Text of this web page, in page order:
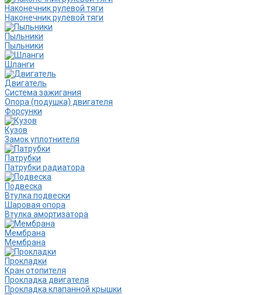
Наконечник рулевой тяги
Наконечник рулевой тяги
Пыльники
Пыльники
Шланги
Двигатель
Система зажигания
Опора (подушка) двигателя
Форсунки
Кузов
Замок уплотнителя
Патрубки
Патрубки радиатора
Подвеска
Втулка подвески
Шаровая опора
Втулка амортизатора
Мембрана
Мембрана
Прокладки
Кран отопителя
Прокладка двигателя
Прокладка клапанной крышки